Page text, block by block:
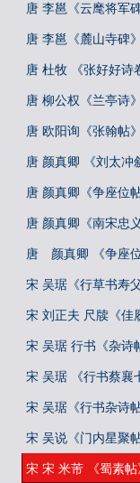
唐 李邕《云麾将军碑
唐 李邕《麓山寺碑》
唐 杜牧 《张好好诗
唐 柳公权《兰亭诗
唐 欧阳询《张翰帖》
唐 颜真卿 《刘太冲
唐 颜真卿《争座位帖
唐 颜真卿《南宋忠
唐 颜真卿 《争座位
宋 吴琚《行草书寿
宋 刘正夫 尺牍《佳
宋 吴琚 行书《杂诗
宋 吴琚 《行书蔡襄
宋 吴琚《行书杂诗帖
宋 吴说《门内星聚帖
宋 宋 米芾 《蜀素帖